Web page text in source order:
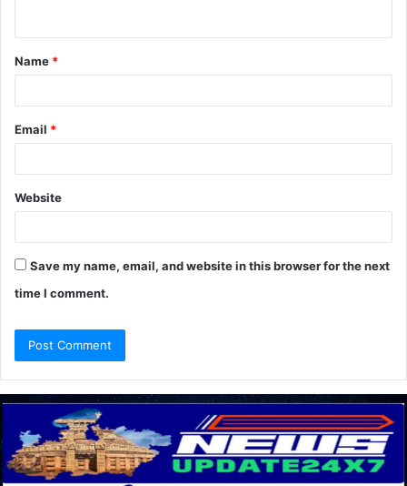
t
*
Name *
Email *
Website
Save my name, email, and website in this browser for the next
time I comment.